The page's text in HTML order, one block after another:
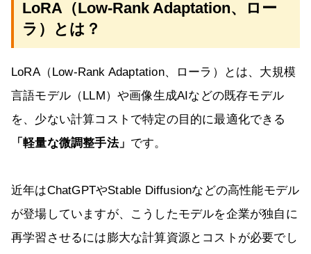
LoRA（Low-Rank Adaptation、ロー
ラ）とは？
LoRA（Low-Rank Adaptation、ローラ）とは、大規模
言語モデル（LLM）や画像生成AIなどの既存モデル
を、少ない計算コストで特定の目的に最適化できる
「軽量な微調整手法」 です。
近年はChatGPTやStable Diffusionなどの高性能モデル
が登場していますが、こうしたモデルを企業が独自に
再学習させるには膨大な計算資源とコストが必要でし